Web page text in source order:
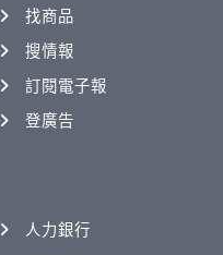
找商品
搜情報
訂閱電子報
登廣告
人力銀行